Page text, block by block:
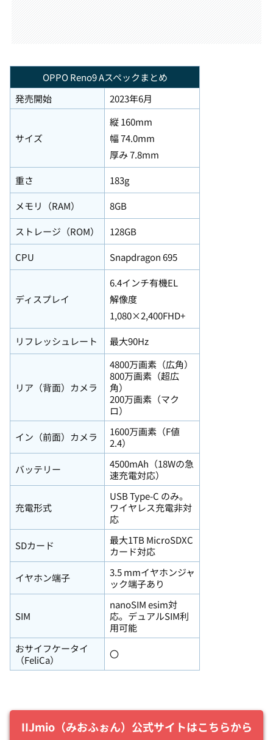
OPPO Reno9 Aスペックまとめ
発売開始
2023年6月
サイズ
縦 160mm
幅 74.0mm
厚み 7.8mm
重さ
183g
メモリ（RAM）
8GB
ストレージ（ROM）
128GB
CPU
Snapdragon 695
ディスプレイ
6.4インチ有機EL
解像度
1,080×2,400FHD+
リフレッシュレート
最大90Hz
リア（背面）カメラ
4800万画素（広角）
800万画素（超広
角）
200万画素（マク
ロ）
イン（前面）カメラ
1600万画素（F値
2.4）
バッテリー
4500mAh（18Wの急
速充電対応）
充電形式
USB Type-C のみ。
ワイヤレス充電非対
応
SDカード
最大1TB MicroSDXC
カード対応
イヤホン端子
3.5 mmイヤホンジャ
ック端子あり
SIM
nanoSIM esim対
応。デュアルSIM利
用可能
おサイフケータイ
（FeliCa）
〇
IIJmio（みおふぉん）公式サイトはこちらから